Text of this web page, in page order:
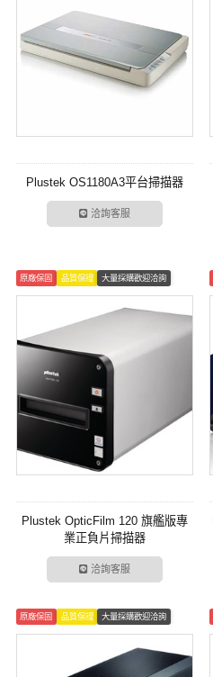
Plustek OS1180A3平台掃描器
洽詢客服
原廠保固 品質保證 大量採購歡迎洽詢
Plustek OpticFilm 120 旗艦版專
業正負片掃描器
洽詢客服
原廠保固 品質保證 大量採購歡迎洽詢